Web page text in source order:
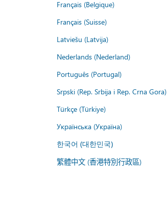
Français (Belgique)
Français (Suisse)
Latviešu (Latvija)
Nederlands (Nederland)
Português (Portugal)
Srpski (Rep. Srbija i Rep. Crna Gora)
Türkçe (Türkiye)
Українська (Україна)
한국어 (대한민국)
繁體中文 (香港特別行政區)